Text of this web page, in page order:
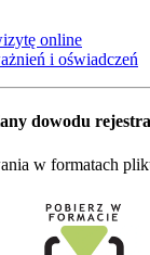
online
i oświadczeń
dowodu
w formatach